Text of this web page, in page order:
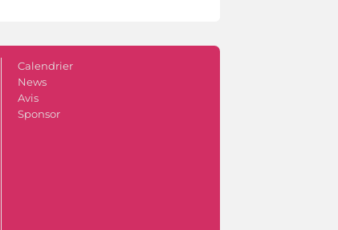
Calendrier
News
Avis
Sponsor